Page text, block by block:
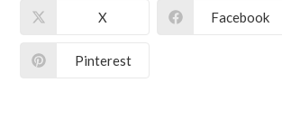
X Facebook
Pinterest